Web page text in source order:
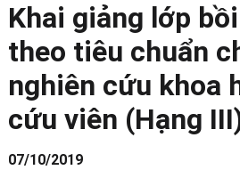
Khai giảng lớp
theo tiêu chuẩn
nghiên cứu khoa
cứu viên (Hạng
07/10/2019